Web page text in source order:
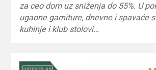
za ceo dom uz sniženja do 55%. U
ugaone garniture, dnevne i spavaće
kuhinje i klub stolovi…